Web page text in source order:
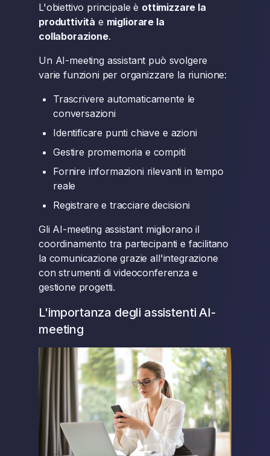
L'obiettivo principale è ottimizzare la
produttività e migliorare la
collaborazione.
Un AI-meeting assistant può svolgere
varie funzioni per organizzare la riunione:
Trascrivere automaticamente le
conversazioni
Identificare punti chiave e azioni
Gestire promemoria e compiti
Fornire informazioni rilevanti in tempo
reale
Registrare e tracciare decisioni
Gli AI-meeting assistant migliorano il
coordinamento tra partecipanti e facilitano
la comunicazione grazie all'integrazione
con strumenti di videoconferenza e
gestione progetti.
L'importanza degli assistenti AI-
meeting